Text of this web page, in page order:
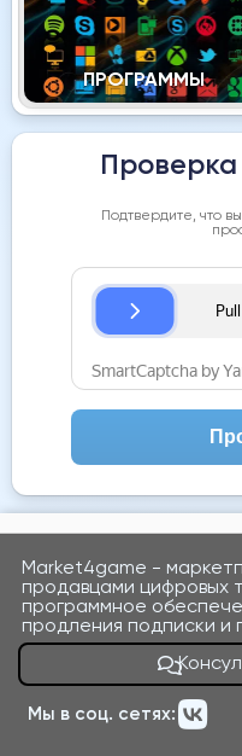
ПРОГРАММЫ
Подтвердите, что
Market4game -
продавцами цифровых
программное
продления подписки и
Мы в соц. сетях: